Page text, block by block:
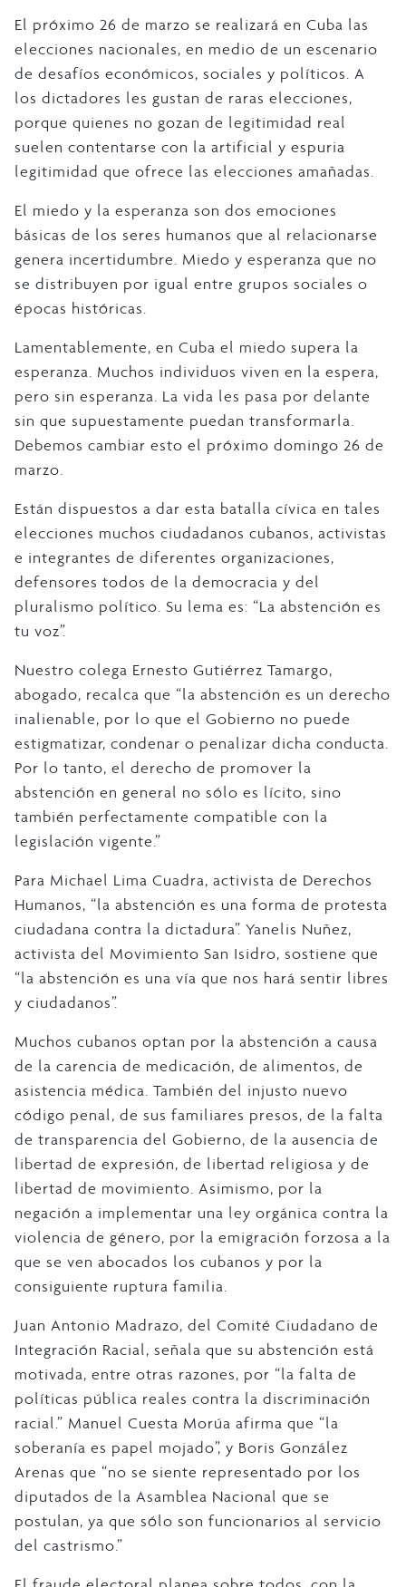
El próximo 26 de marzo se realizará en Cuba las
elecciones nacionales, en medio de un escenario
de desafíos económicos, sociales y políticos. A
los dictadores les gustan de raras elecciones,
porque quienes no gozan de legitimidad real
suelen contentarse con la artificial y espuria
legitimidad que ofrece las elecciones amañadas.
El miedo y la esperanza son dos emociones
básicas de los seres humanos que al relacionarse
genera incertidumbre. Miedo y esperanza que no
se distribuyen por igual entre grupos sociales o
épocas históricas.
Lamentablemente, en Cuba el miedo supera la
esperanza. Muchos individuos viven en la espera,
pero sin esperanza. La vida les pasa por delante
sin que supuestamente puedan transformarla.
Debemos cambiar esto el próximo domingo 26 de
marzo.
Están dispuestos a dar esta batalla cívica en tales
elecciones muchos ciudadanos cubanos, activistas
e integrantes de diferentes organizaciones,
defensores todos de la democracia y del
pluralismo político. Su lema es: “La abstención es
tu voz”.
Nuestro colega Ernesto Gutiérrez Tamargo,
abogado, recalca que “la abstención es un derecho
inalienable, por lo que el Gobierno no puede
estigmatizar, condenar o penalizar dicha conducta.
Por lo tanto, el derecho de promover la
abstención en general no sólo es lícito, sino
también perfectamente compatible con la
legislación vigente.”
Para Michael Lima Cuadra, activista de Derechos
Humanos, “la abstención es una forma de protesta
ciudadana contra la dictadura”. Yanelis Nuñez,
activista del Movimiento San Isidro, sostiene que
“la abstención es una vía que nos hará sentir libres
y ciudadanos”.
Muchos cubanos optan por la abstención a causa
de la carencia de medicación, de alimentos, de
asistencia médica. También del injusto nuevo
código penal, de sus familiares presos, de la falta
de transparencia del Gobierno, de la ausencia de
libertad de expresión, de libertad religiosa y de
libertad de movimiento. Asimismo, por la
negación a implementar una ley orgánica contra la
violencia de género, por la emigración forzosa a la
que se ven abocados los cubanos y por la
consiguiente ruptura familia.
Juan Antonio Madrazo, del Comité Ciudadano de
Integración Racial, señala que su abstención está
motivada, entre otras razones, por “la falta de
políticas pública reales contra la discriminación
racial.” Manuel Cuesta Morúa afirma que “la
soberanía es papel mojado”, y Boris González
Arenas que “no se siente representado por los
diputados de la Asamblea Nacional que se
postulan, ya que sólo son funcionarios al servicio
del castrismo.”